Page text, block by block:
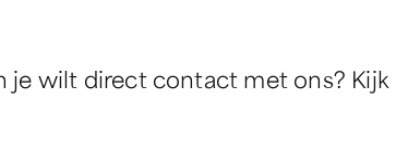
je wilt direct contact met ons? Kijk